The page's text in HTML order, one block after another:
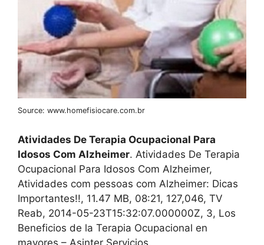
Source: www.homefisiocare.com.br
Atividades De Terapia Ocupacional Para
Idosos Com Alzheimer. Atividades De Terapia
Ocupacional Para Idosos Com Alzheimer,
Atividades com pessoas com Alzheimer: Dicas
Importantes!!, 11.47 MB, 08:21, 127,046, TV
Reab, 2014-05-23T15:32:07.000000Z, 3, Los
Beneficios de la Terapia Ocupacional en
mayores – Asinter Servicios,